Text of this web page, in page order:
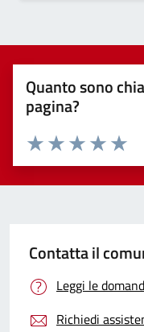
Quanto sono
pagina?
Valuta 4
Valuta 3
Valuta 2 stelle su
Valuta 1 stelle su 5
Contatta il
Leggi le
Richiedi